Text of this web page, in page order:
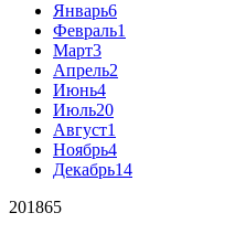
Январь6
Февраль1
Март3
Апрель2
Июнь4
Июль20
Август1
Ноябрь4
Декабрь14
201865